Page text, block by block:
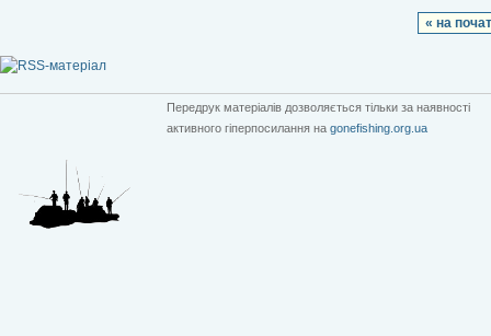
« на
Передрук матеріалів дозволяється тільки за наявності
активного гіперпосилання на gonefishing.org.ua